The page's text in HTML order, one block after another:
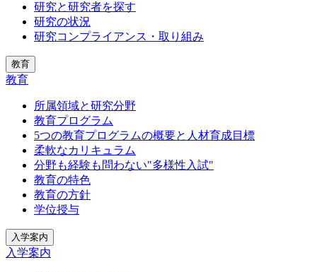
研究と研究者を探す
研究の状況
研究コンプライアンス・取り組み
教育
教育
所属領域と研究分野
教育プログラム
5つの教育プログラムの概要と人材育成目標
柔軟なカリキュラム
分野も経験も問わない"多様性入試"
教育の特色
教育の方針
学位授与
入学案内
入学案内